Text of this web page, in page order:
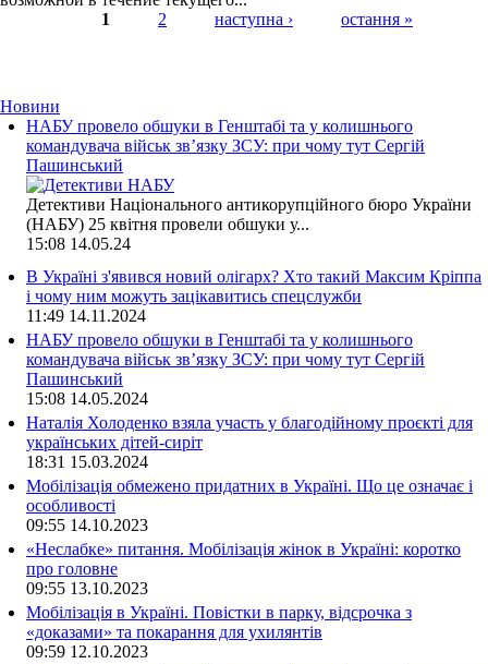
1 2 наступна › остання »
Новини
НАБУ провело обшуки в Генштабі та у колишнього
командувача військ зв’язку ЗСУ: при чому тут Сергій
Пашинський
Детективи Національного антикорупційного бюро України
(НАБУ) 25 квітня провели обшуки у...
15:08 14.05.24
В Україні з'явився новий олігарх? Хто такий Максим Кріппа
і чому ним можуть зацікавитись спецслужби
11:49 14.11.2024
НАБУ провело обшуки в Генштабі та у колишнього
командувача військ зв’язку ЗСУ: при чому тут Сергій
Пашинський
15:08 14.05.2024
Наталія Холоденко взяла участь у благодійному проєкті для
українських дітей-сиріт
18:31 15.03.2024
Мобілізація обмежено придатних в Україні. Що це означає і
особливості
09:55 14.10.2023
«Неслабке» питання. Мобілізація жінок в Україні: коротко
про головне
09:55 13.10.2023
Мобілізація в Україні. Повістки в парку, відсрочка з
«доказами» та покарання для ухилянтів
09:59 12.10.2023